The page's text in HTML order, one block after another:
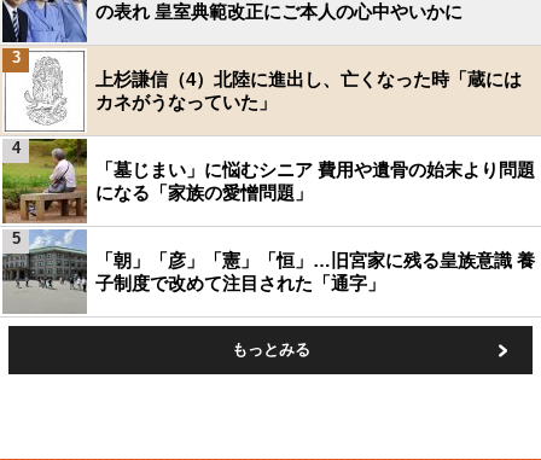
の表れ 皇室典範改正にご本人の心中やいかに
上杉謙信（4）北陸に進出し、亡くなった時「蔵には
カネがうなっていた」
3
「墓じまい」に悩むシニア 費用や遺骨の始末より問題
になる「家族の愛憎問題」
4
「朝」「彦」「憲」「恒」…旧宮家に残る皇族意識 養
子制度で改めて注目された「通字」
5
もっとみる